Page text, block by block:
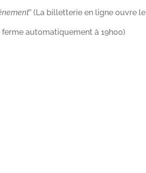
” (La billetterie en ligne ouvre le
automatiquement à 19h00)